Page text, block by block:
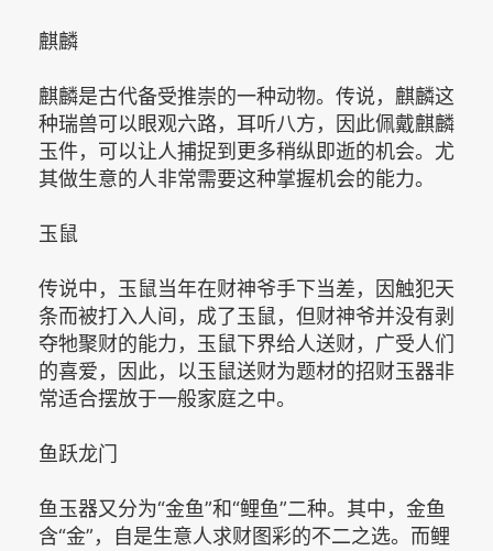
麒麟
麒麟是古代备受推崇的一种动物。传说，麒麟这
种瑞兽可以眼观六路，耳听八方，因此佩戴麒麟
玉件，可以让人捕捉到更多稍纵即逝的机会。尤
其做生意的人非常需要这种掌握机会的能力。
玉鼠
传说中，玉鼠当年在财神爷手下当差，因触犯天
条而被打入人间，成了玉鼠，但财神爷并没有剥
夺牠聚财的能力，玉鼠下界给人送财，广受人们
的喜爱，因此，以玉鼠送财为题材的招财玉器非
常适合摆放于一般家庭之中。
鱼跃龙门
鱼玉器又分为“金鱼”和“鲤鱼”二种。其中，金鱼
含“金”，自是生意人求财图彩的不二之选。而鲤